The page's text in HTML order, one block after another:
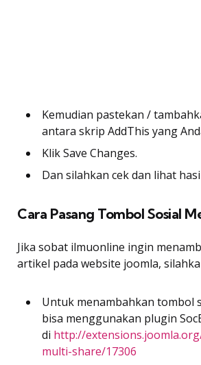
Kemudian pastekan /
antara skrip AddThis yang
Klik Save Changes.
Dan silahkan cek dan lihat
Cara Pasang Tombol Sosial
Jika sobat ilmuonline ingin
artikel pada website joomla,
Untuk menambahkan tombol
bisa menggunakan plugin
di http://
multi-share/17306